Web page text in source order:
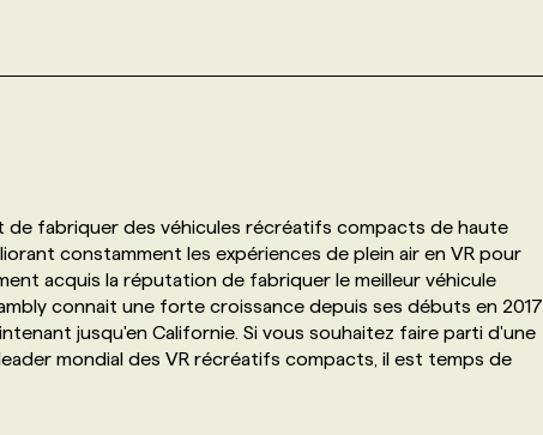
de fabriquer des véhicules récréatifs compacts de haute
constamment les expériences de plein air en VR pour
acquis la réputation de fabriquer le meilleur véhicule
connait une forte croissance depuis ses débuts en 2017
jusqu'en Californie. Si vous souhaitez faire parti d'une
mondial des VR récréatifs compacts, il est temps de